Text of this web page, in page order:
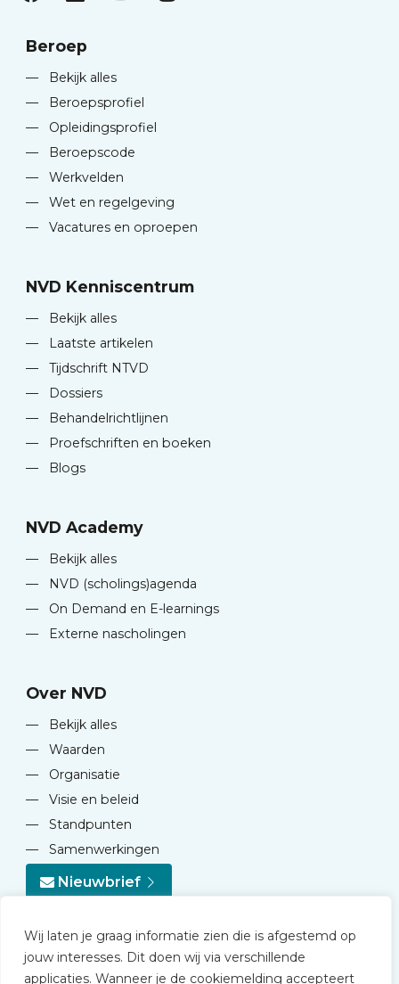
Wij laten je graag informatie zien die is afgestemd op
jouw interesses. Dit doen wij via verschillende
applicaties. Wanneer je de cookiemelding accepteert
Beroep
—
Bekijk alles
—
Beroepsprofiel
—
Opleidingsprofiel
—
Beroepscode
—
Werkvelden
—
Wet en regelgeving
—
Vacatures en oproepen
NVD Kenniscentrum
—
Bekijk alles
—
Laatste artikelen
—
Tijdschrift NTVD
—
Dossiers
—
Behandelrichtlijnen
—
Proefschriften en boeken
—
Blogs
NVD Academy
—
Bekijk alles
—
NVD (scholings)agenda
—
On Demand en E-learnings
—
Externe nascholingen
Over NVD
—
Bekijk alles
—
Waarden
—
Organisatie
—
Visie en beleid
—
Standpunten
—
Samenwerkingen
Nieuwbrief